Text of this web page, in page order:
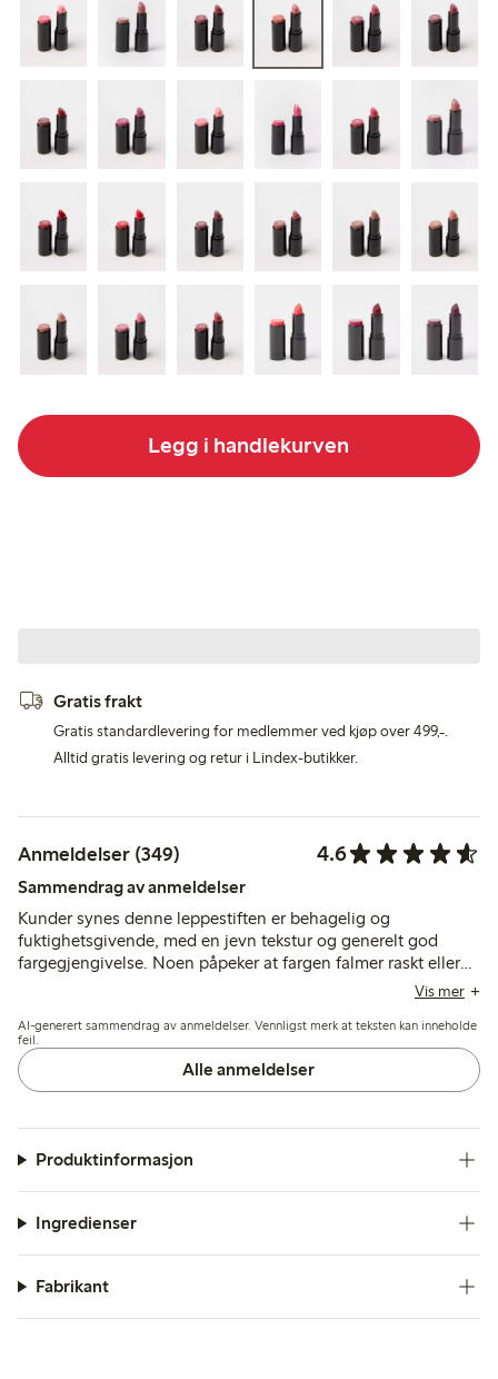
Legg i handlekurven
Gratis frakt
Gratis standardlevering for medlemmer ved kjøp over 499,-.
Alltid gratis levering og retur i Lindex-butikker.
Anmeldelser (349) 4.6
Sammendrag av anmeldelser
Kunder synes denne leppestiften er behagelig og
fuktighetsgivende, med en jevn tekstur og generelt god
fargegjengivelse. Noen påpeker at fargen falmer raskt eller
ser mørkere ut enn forventet, mens noen få nevner tørrhet
Vis mer
AI-generert sammendrag av anmeldelser. Vennligst merk at teksten kan inneholde
feil.
Alle anmeldelser
Produktinformasjon
Ingredienser
Fabrikant